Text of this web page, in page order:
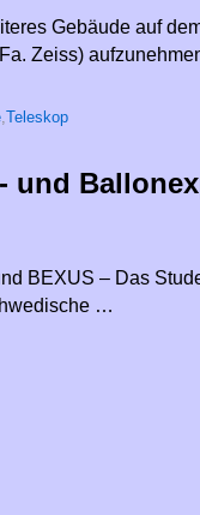
Gebäude auf
Zeiss)
,Teleskop
und
BEXUS – Das
…